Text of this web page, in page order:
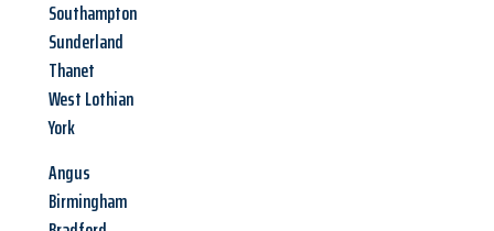
Southampton
Sunderland
Thanet
West Lothian
York
Angus
Birmingham